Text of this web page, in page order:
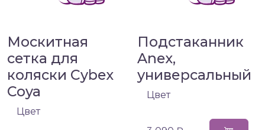
Москитная
сетка для
коляски Cybex
Coya
Цвет
Подстаканник
Anex,
универсальный
Цвет